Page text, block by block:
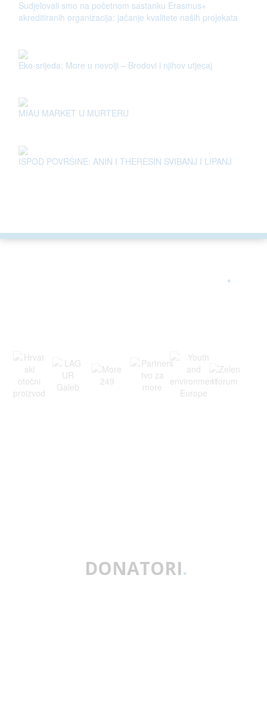
Sudjelovali smo na početnom sastanku Erasmus+
akreditiranih organizacija: jačanje kvalitete naših projekata
Eko-srijeda: More u nevolji – Brodovi i njihov utjecaj
MIAU MARKET U MURTERU
ISPOD POVRŠINE: ANIN I THERESIN SVIBANJ I LIPANJ
.
DONATORI.